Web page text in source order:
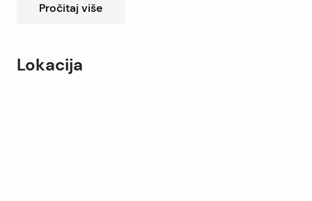
nadzemne etaže do 400 m2 BRP.
Pročitaj više
Lokacija